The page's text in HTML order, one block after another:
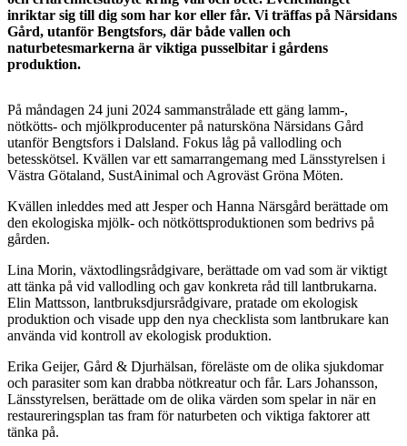
inriktar sig till dig som har kor eller får. Vi träffas på Närsidans
Gård, utanför Bengtsfors, där både vallen och
naturbetesmarkerna är viktiga pusselbitar i gårdens
produktion.
På måndagen 24 juni 2024 sammanstrålade ett gäng lamm-,
nötkötts- och mjölkproducenter på natursköna Närsidans Gård
utanför Bengtsfors i Dalsland. Fokus låg på vallodling och
betesskötsel. Kvällen var ett samarrangemang med Länsstyrelsen i
Västra Götaland, SustAinimal och Agroväst Gröna Möten.
Kvällen inleddes med att Jesper och Hanna Närsgård berättade om
den ekologiska mjölk- och nötköttsproduktionen som bedrivs på
gården.
Lina Morin, växtodlingsrådgivare, berättade om vad som är viktigt
att tänka på vid vallodling och gav konkreta råd till lantbrukarna.
Elin Mattsson, lantbruksdjursrådgivare, pratade om ekologisk
produktion och visade upp den nya checklista som lantbrukare kan
använda vid kontroll av ekologisk produktion.
Erika Geijer, Gård & Djurhälsan, föreläste om de olika sjukdomar
och parasiter som kan drabba nötkreatur och får. Lars Johansson,
Länsstyrelsen, berättade om de olika värden som spelar in när en
restaureringsplan tas fram för naturbeten och viktiga faktorer att
tänka på.